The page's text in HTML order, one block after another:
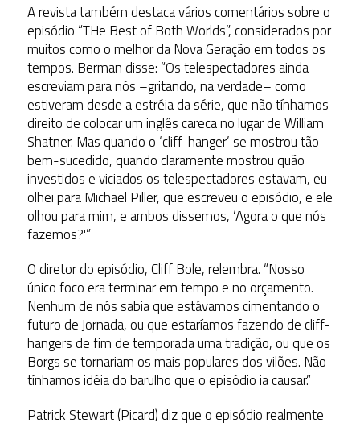
A revista também destaca vários comentários sobre o
episódio “THe Best of Both Worlds”, considerados por
muitos como o melhor da Nova Geração em todos os
tempos. Berman disse: “Os telespectadores ainda
escreviam para nós –gritando, na verdade– como
estiveram desde a estréia da série, que não tínhamos
direito de colocar um inglês careca no lugar de William
Shatner. Mas quando o ‘cliff-hanger’ se mostrou tão
bem-sucedido, quando claramente mostrou quão
investidos e viciados os telespectadores estavam, eu
olhei para Michael Piller, que escreveu o episódio, e ele
olhou para mim, e ambos dissemos, ‘Agora o que nós
fazemos?'”
O diretor do episódio, Cliff Bole, relembra. “Nosso
único foco era terminar em tempo e no orçamento.
Nenhum de nós sabia que estávamos cimentando o
futuro de Jornada, ou que estaríamos fazendo de cliff-
hangers de fim de temporada uma tradição, ou que os
Borgs se tornariam os mais populares dos vilões. Não
tínhamos idéia do barulho que o episódio ia causar.”
Patrick Stewart (Picard) diz que o episódio realmente